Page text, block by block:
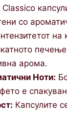
Classico
со
на
арома.
Ноти:
е
Капсулите